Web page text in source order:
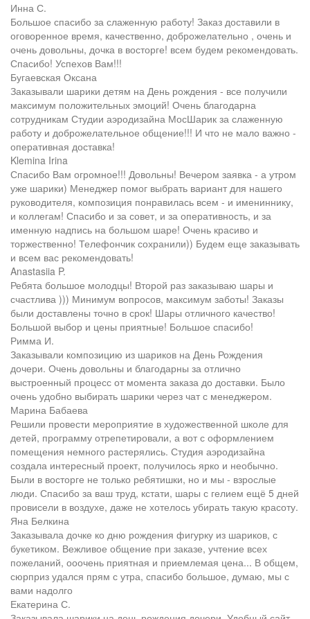
Инна С.
Большое спасибо за слаженную работу! Заказ доставили в
оговоренное время, качественно, доброжелательно , очень и
очень довольны, дочка в восторге! всем будем рекомендовать.
Спасибо! Успехов Вам!!!
Бугаевская Оксана
Заказывали шарики детям на День рождения - все получили
максимум положительных эмоций! Очень благодарна
сотрудникам Студии аэродизайна МосШарик за слаженную
работу и доброжелательное общение!!! И что не мало важно -
оперативная доставка!
Klemina Irina
Спасибо Вам огромное!!! Довольны! Вечером заявка - а утром
уже шарики) Менеджер помог выбрать вариант для нашего
руководителя, композиция понравилась всем - и имениннику,
и коллегам! Спасибо и за совет, и за оперативность, и за
именную надпись на большом шаре! Очень красиво и
торжественно! Телефончик сохранили)) Будем еще заказывать
и всем вас рекомендовать!
Anastasiia P.
Ребята большое молодцы! Второй раз заказываю шары и
счастлива ))) Минимум вопросов, максимум заботы! Заказы
были доставлены точно в срок! Шары отличного качество!
Большой выбор и цены приятные! Большое спасибо!
Римма И.
Заказывали композицию из шариков на День Рождения
дочери. Очень довольны и благодарны за отлично
выстроенный процесс от момента заказа до доставки. Было
очень удобно выбирать шарики через чат с менеджером.
Марина Бабаева
Решили провести мероприятие в художественной школе для
детей, программу отрепетировали, а вот с оформлением
помещения немного растерялись. Студия аэродизайна
создала интересный проект, получилось ярко и необычно.
Были в восторге не только ребятишки, но и мы - взрослые
люди. Спасибо за ваш труд, кстати, шары с гелием ещё 5 дней
провисели в воздухе, даже не хотелось убирать такую красоту.
Яна Белкина
Заказывала дочке ко дню рождения фигурку из шариков, с
букетиком. Вежливое общение при заказе, учтение всех
пожеланий, ооочень приятная и приемлемая цена... В общем,
сюрприз удался прям с утра, спасибо большое, думаю, мы с
вами надолго
Екатерина С.